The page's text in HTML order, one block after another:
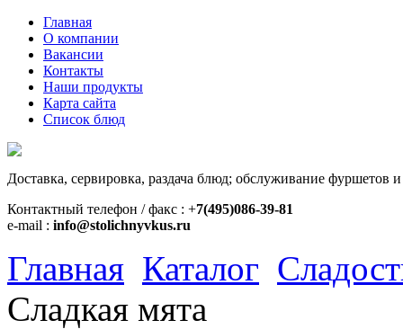
Главная
О компании
Вакансии
Контакты
Наши продукты
Карта сайта
Список блюд
Доставка, сервировка, раздача блюд; обслуживание фуршетов
Контактный телефон / факс : +7(495)086-39-81
e-mail : info@stolichnyvkus.ru
Главная Каталог
Сладкая мята